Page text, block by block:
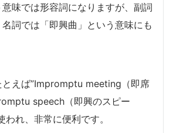
意味では形容詞になりますが、副詞
詞では「即興曲」という意味にも
とえば”Impromptu meeting（即席
speech（即興のスピー
われ、非常に便利です。